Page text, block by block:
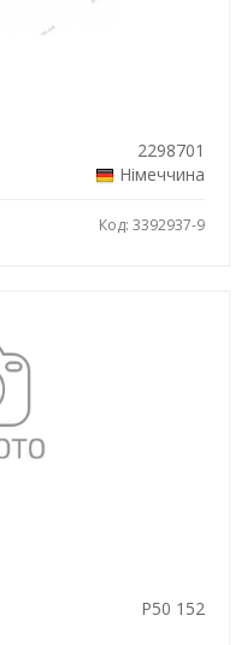
2298701
Німеччина
Код: 3392937-9
P50 152